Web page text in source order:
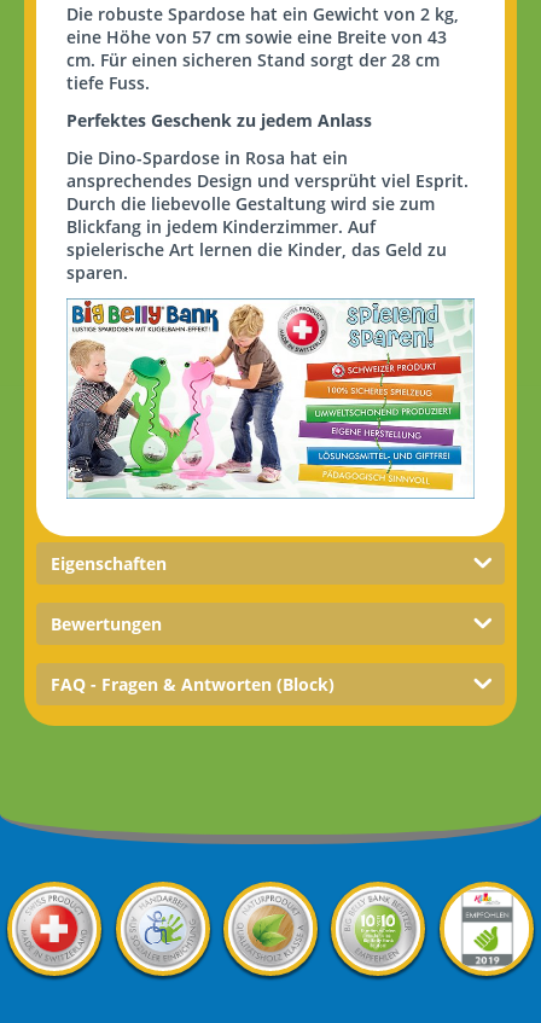
Die robuste Spardose hat ein Gewicht von 2 kg,
eine Höhe von 57 cm sowie eine Breite von 43
cm. Für einen sicheren Stand sorgt der 28 cm
tiefe Fuss.
Perfektes Geschenk zu jedem Anlass
Die Dino-Spardose in Rosa hat ein
ansprechendes Design und versprüht viel Esprit.
Durch die liebevolle Gestaltung wird sie zum
Blickfang in jedem Kinderzimmer. Auf
spielerische Art lernen die Kinder, das Geld zu
sparen.
Eigenschaften
Bewertungen
FAQ - Fragen & Antworten (Block)